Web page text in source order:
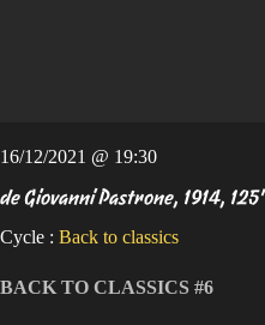
16/12/2021 @ 19:30
de Giovanni Pastrone, 1914, 125'
Cycle : Back to classics
BACK TO CLASSICS #6